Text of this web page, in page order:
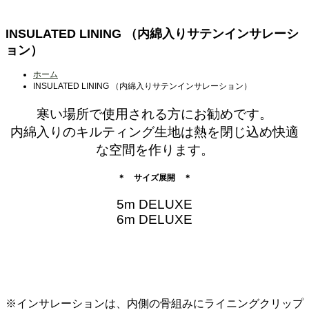
INSULATED LINING （内綿入りサテンインサレーシ
ョン）
ホーム
INSULATED LINING （内綿入りサテンインサレーション）
寒い場所で使用される方にお勧めです。
内綿入りのキルティング生地は熱を閉じ込め快適
な空間を作ります。
＊ サイズ展開 ＊
5m DELUXE
6m DELUXE
※インサレーションは、内側の骨組みにライニングクリップ